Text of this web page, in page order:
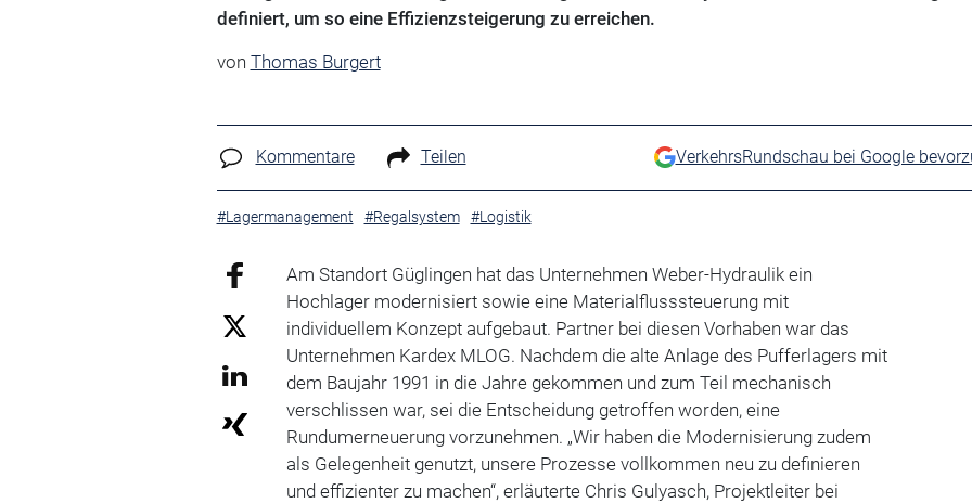
definiert, um so eine Effizienzsteigerung zu erreichen.
von Thomas Burgert
Kommentare Teilen VerkehrsRundschau bei Google
#Lagermanagement #Regalsystem #Logistik
Am Standort Güglingen hat das Unternehmen Weber-Hydraulik ein
Hochlager modernisiert sowie eine Materialflusssteuerung mit
individuellem Konzept aufgebaut. Partner bei diesen Vorhaben war das
Unternehmen Kardex MLOG. Nachdem die alte Anlage des Pufferlagers mit
dem Baujahr 1991 in die Jahre gekommen und zum Teil mechanisch
verschlissen war, sei die Entscheidung getroffen worden, eine
Rundumerneuerung vorzunehmen. „Wir haben die Modernisierung zudem
als Gelegenheit genutzt, unsere Prozesse vollkommen neu zu definieren
und effizienter zu machen“, erläuterte Chris Gulyasch, Projektleiter bei